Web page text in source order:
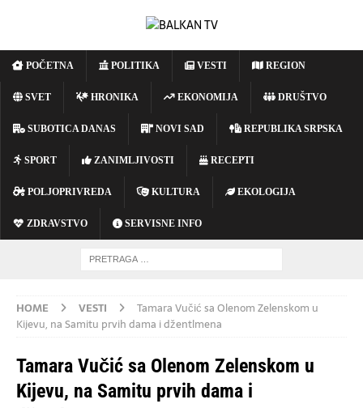
POČETNA POLITIKA VESTI REGION
SVET HRONIKA EKONOMIJA DRUŠTVO
SUBOTICA DANAS NOVI SAD REPUBLIKA SRPSKA
SPORT ZANIMLJIVOSTI RECEPTI
POLJOPRIVREDA KULTURA EKOLOGIJA
ZDRAVSTVO SERVISNE INFO
HOME VESTI
Tamara Vučić sa Olenom Zelenskom u
Kijevu, na Samitu prvih dama i džentlmena
Tamara Vučić sa Olenom Zelenskom u
Kijevu, na Samitu prvih dama i